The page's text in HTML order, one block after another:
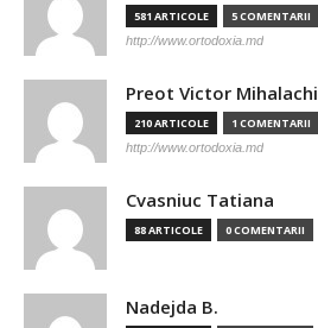
581 ARTICOLE 5 COMENTARII
http://www.ortodoxia.md
Preot Victor Mihalachi
210 ARTICOLE 1 COMENTARII
http://www.ortodoxia.md
Cvasniuc Tatiana
88 ARTICOLE 0 COMENTARII
Nadejda B.